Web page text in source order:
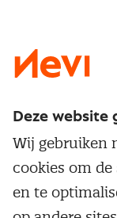
Service & contact
Over inkoop
Populaire
Aanbesteden
Opleidingen
Deze
Wij gebruiken
cookies om
en te